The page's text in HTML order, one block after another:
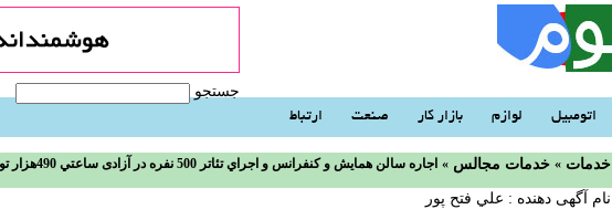
جستجو
اتومبیل لوازم بازار کار صنعت ارتباط
خدمات « خدمات مجالس « اجاره سالن همایش و كنفرانس و اجراي تئاتر 500 نفره در آزادی ساعتي 490هزار تومان
نام آگهی دهنده : علي فتح پور